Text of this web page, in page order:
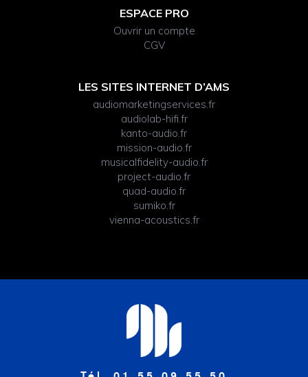
ESPACE PRO
Ouvrir un compte
CGV
LES SITES INTERNET D’AMS
audiomarketingservices.fr
audiolab-hifi.fr
kanto-audio.fr
mission-audio.fr
musicalfidelity-audio.fr
project-audio.fr
quad-audio.fr
sumiko.fr
vienna-acoustics.fr